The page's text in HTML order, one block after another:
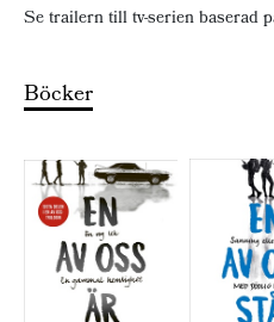
Se trailern till tv-serien baserad
Böcker